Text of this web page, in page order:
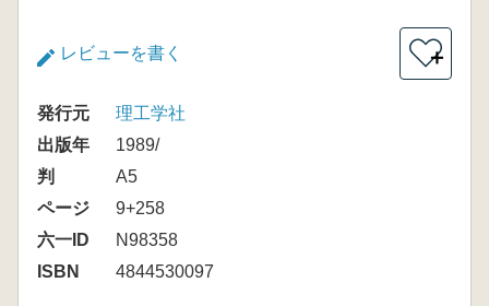
レビューを書く ＋
発行元
理工学社
出版年
1989/
判
A5
ページ
9+258
六一ID
N98358
ISBN
4844530097